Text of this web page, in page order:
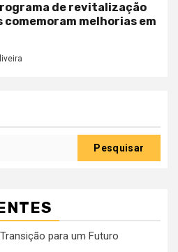
de revitalização
comemoram melhorias em
Pesquisar
para um Futuro